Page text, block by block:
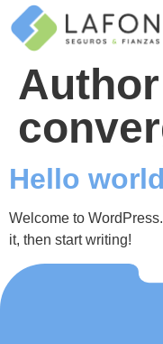
Hello
Welcome to
it, then start writing!